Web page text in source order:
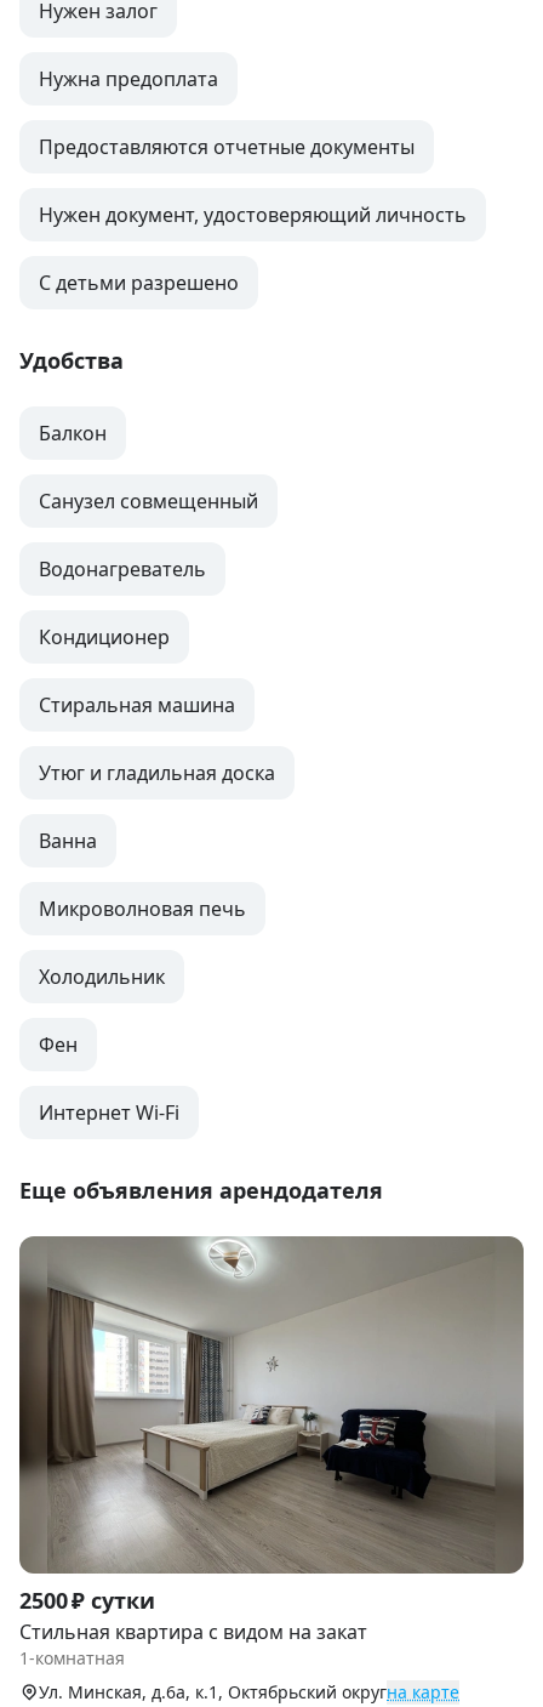
Нужен залог
Нужна предоплата
Предоставляются отчетные документы
Нужен документ, удостоверяющий личность
С детьми разрешено
Удобства
Балкон
Санузел совмещенный
Водонагреватель
Кондиционер
Стиральная машина
Утюг и гладильная доска
Ванна
Микроволновая печь
Холодильник
Фен
Интернет Wi-Fi
Еще объявления арендодателя
Item
1
of
9
2500 ₽ сутки
Стильная квартира с видом на закат
1-комнатная
Ул. Минская, д.6а, к.1, Октябрьский округна карте